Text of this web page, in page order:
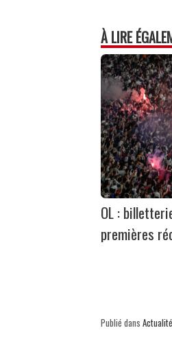
À LIRE
OL :
premières
Publié dans